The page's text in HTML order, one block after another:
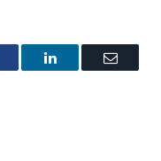
LinkedIn Email